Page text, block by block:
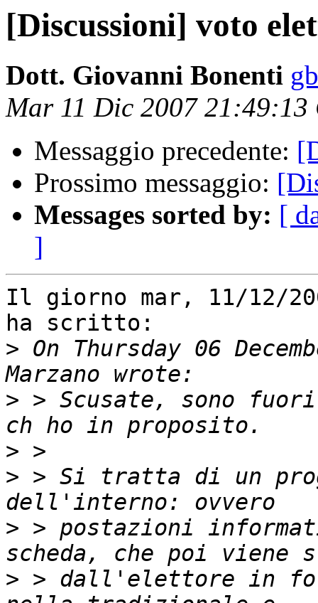
[Discussioni] voto
Dott. Giovanni Bonenti
Mar 11 Dic 2007 21:49:13
Messaggio precedente:
Prossimo messaggio:
Messages sorted by: [
]
Il giorno mar, 11/12/
ha scritto:
> On Thursday 06
> > Scusate, sono
>
> > Si tratta di un
> > postazioni
> > dall'elettore in